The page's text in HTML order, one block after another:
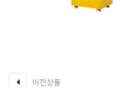
이전상품